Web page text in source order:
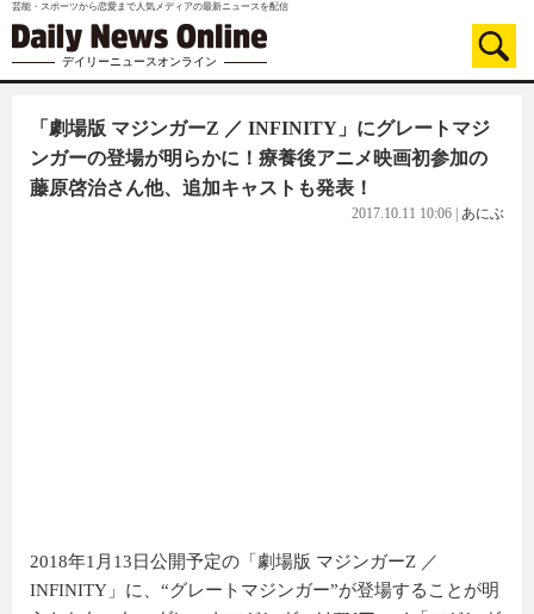
芸能・スポーツから恋愛まで人気メディアの最新ニュースを配信
デイリーニュースオンライン
「劇場版 マジンガーZ ／ INFINITY」にグレートマジ
ンガーの登場が明らかに！療養後アニメ映画初参加の
藤原啓治さん他、追加キャストも発表！
2017.10.11 10:06 あにぶ
2018年1月13日公開予定の「劇場版 マジンガーZ ／
INFINITY」に、“グレートマジンガー”が登場することが明